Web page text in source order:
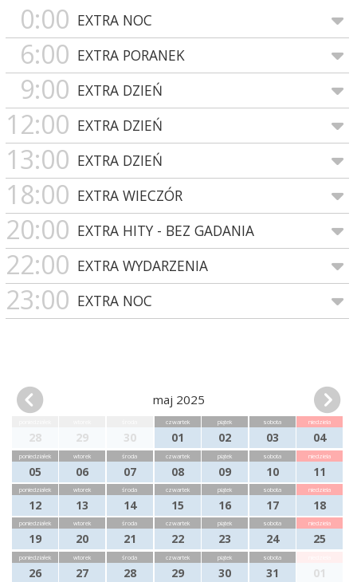
0:00 EXTRA NOC
6:00 EXTRA PORANEK
9:00 EXTRA DZIEŃ
12:00 EXTRA DZIEŃ
13:00 EXTRA DZIEŃ
18:00 EXTRA WIECZÓR
20:00 EXTRA HITY - BEZ GADANIA
22:00 EXTRA WYDARZENIA
23:00 EXTRA NOC
maj 2025
28 29 30
czwartek
01
piątek
02
sobota
03
niedziela
04
poniedziałek
05
wtorek
06
środa
07
czwartek
08
piątek
09
sobota
10
niedziela
11
poniedziałek
12
wtorek
13
środa
14
czwartek
15
piątek
16
sobota
17
niedziela
18
poniedziałek
19
wtorek
20
środa
21
czwartek
22
piątek
23
sobota
24
niedziela
25
poniedziałek
26
wtorek
27
środa
28
czwartek
29
piątek
30
sobota
31 01